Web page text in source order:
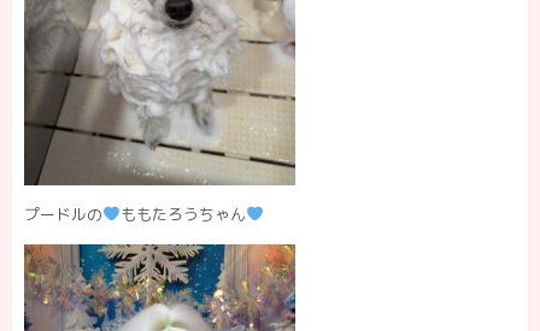
プードルの ももたろうちゃん